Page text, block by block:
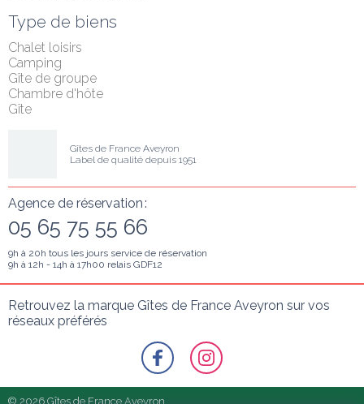
Type de biens
Chalet loisirs
Camping
Gîte de groupe
Chambre d'hôte
Gîte
Gîtes de France Aveyron
Label de qualité depuis 1951
Agence de réservation :
05 65 75 55 66
9h à 20h tous les jours service de réservation
9h à 12h - 14h à 17h00 relais GDF12
Retrouvez la marque Gîtes de France Aveyron sur vos
réseaux préférés
© 2026 Gîtes de France Aveyron